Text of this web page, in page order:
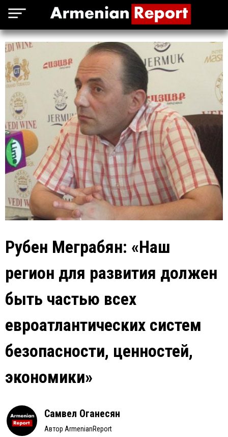
Рубен Меграбян: «Наш
регион для развития должен
быть частью всех
евроатлантических систем
безопасности, ценностей,
экономики»
Самвел Оганесян
Автор ArmenianReport